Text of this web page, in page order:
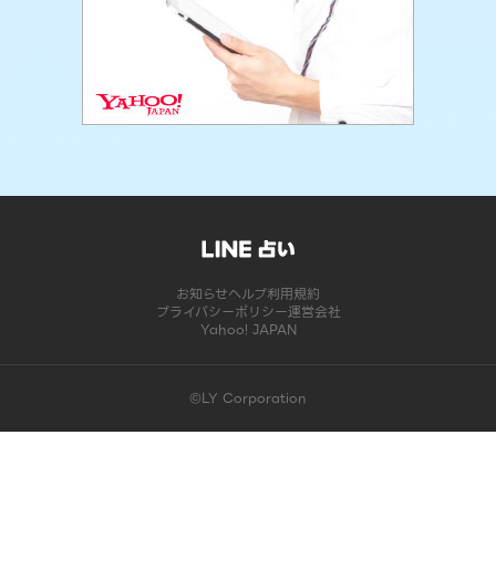
お知らせヘルプ利用規約
プライバシーポリシー運営会社
Yahoo! JAPAN
©LY Corporation
このコンテンツは掲載が終了しました | LINE占い